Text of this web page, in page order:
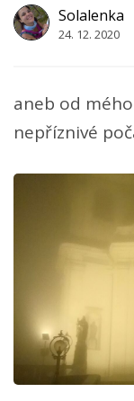
Solalenka
24. 12. 2020
aneb od
nepříznivé